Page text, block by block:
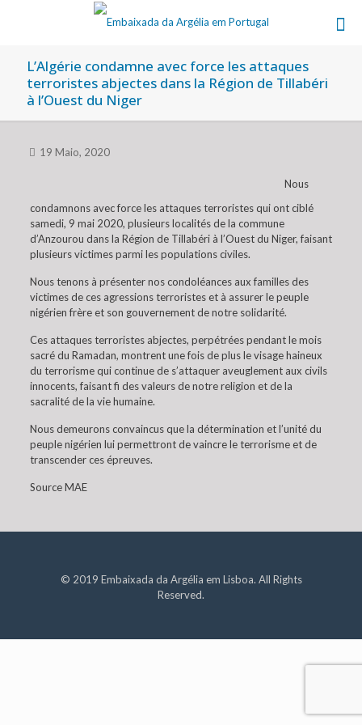
L’Algérie condamne avec force les attaques
terroristes abjectes dans la Région de Tillabéri
à l’Ouest du Niger
19 Maio, 2020
Nous
condamnons avec force les attaques terroristes qui ont ciblé
samedi, 9 mai 2020, plusieurs localités de la commune
d’Anzourou dans la Région de Tillabéri à l’Ouest du Niger, faisant
plusieurs victimes parmi les populations civiles.
Nous tenons à présenter nos condoléances aux familles des
victimes de ces agressions terroristes et à assurer le peuple
nigérien frère et son gouvernement de notre solidarité.
Ces attaques terroristes abjectes, perpétrées pendant le mois
sacré du Ramadan, montrent une fois de plus le visage haineux
du terrorisme qui continue de s’attaquer aveuglement aux civils
innocents, faisant fi des valeurs de notre religion et de la
sacralité de la vie humaine.
Nous demeurons convaincus que la détermination et l’unité du
peuple nigérien lui permettront de vaincre le terrorisme et de
transcender ces épreuves.
Source MAE
© 2019 Embaixada da Argélia em Lisboa. All Rights
Reserved.